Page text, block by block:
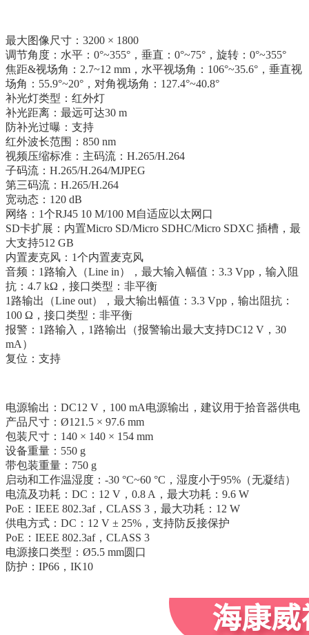
最大图像尺寸：3200 × 1800
调节角度：水平：0°~355°，垂直：0°~75°，旋转：0°~355°
焦距&视场角：2.7~12 mm，水平视场角：106°~35.6°，垂直视
场角：55.9°~20°，对角视场角：127.4°~40.8°
补光灯类型：红外灯
补光距离：最远可达30 m
防补光过曝：支持
红外波长范围：850 nm
视频压缩标准：主码流：H.265/H.264
子码流：H.265/H.264/MJPEG
第三码流：H.265/H.264
宽动态：120 dB
网络：1个RJ45 10 M/100 M自适应以太网口
SD卡扩展：内置Micro SD/Micro SDHC/Micro SDXC 插槽，最
大支持512 GB
内置麦克风：1个内置麦克风
音频：1路输入（Line in），最大输入幅值：3.3 Vpp，输入阻
抗：4.7 kΩ，接口类型：非平衡
1路输出（Line out），最大输出幅值：3.3 Vpp，输出阻抗：
100 Ω，接口类型：非平衡
报警：1路输入，1路输出（报警输出最大支持DC12 V，30
mA）
复位：支持
电源输出：DC12 V，100 mA电源输出，建议用于拾音器供电
产品尺寸：Ø121.5 × 97.6 mm
包装尺寸：140 × 140 × 154 mm
设备重量：550 g
带包装重量：750 g
启动和工作温湿度：-30 °C~60 °C，湿度小于95%（无凝结）
电流及功耗：DC：12 V，0.8 A，最大功耗：9.6 W
PoE：IEEE 802.3af，CLASS 3，最大功耗：12 W
供电方式：DC：12 V ± 25%，支持防反接保护
PoE：IEEE 802.3af，CLASS 3
电源接口类型：Ø5.5 mm圆口
防护：IP66，IK10